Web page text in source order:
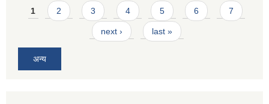
Pages
1 2 3 4 5 6 7
next › last »
अन्य